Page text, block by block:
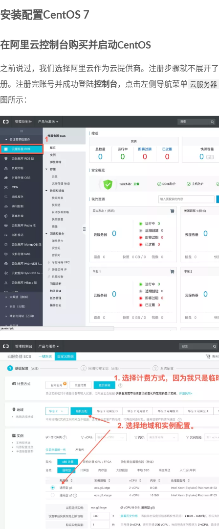
安装配置CentOS 7
在阿里云控制台购买并启动CentOS
之前说过，我们选择阿里云作为云提供商。注册步骤就不展开
册。注册完账号并成功登陆控制台，点击左侧导航菜单 云服务器
图所示：